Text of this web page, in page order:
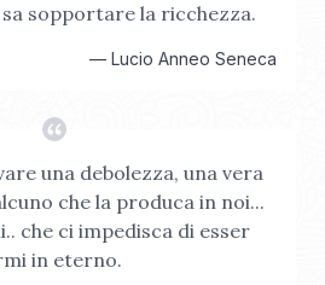
sopportare la ricchezza.
— Lucio Anneo Seneca
una debolezza, una vera
che la produca in noi...
che ci impedisca di esser
in eterno.